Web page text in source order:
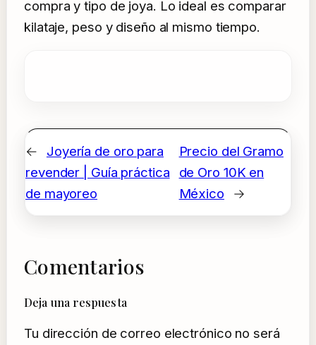
compra y tipo de joya. Lo ideal es comparar
kilataje, peso y diseño al mismo tiempo.
←
Joyería de oro para
revender | Guía práctica
de mayoreo
Precio del Gramo
de Oro 10K en
México
→
Comentarios
Deja una respuesta
Tu dirección de correo electrónico no será